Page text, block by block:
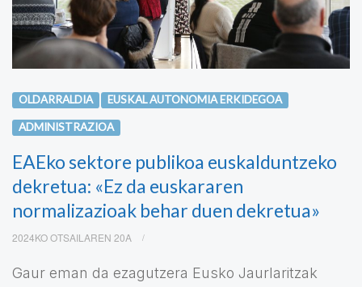
OLDARRALDIA EUSKAL AUTONOMIA ERKIDEGOA
ADMINISTRAZIOA
EAEko sektore publikoa euskalduntzeko
dekretua: «Ez da euskararen
normalizazioak behar duen dekretua»
2024KO OTSAILAREN 20A
Gaur eman da ezagutzera Eusko Jaurlaritzak